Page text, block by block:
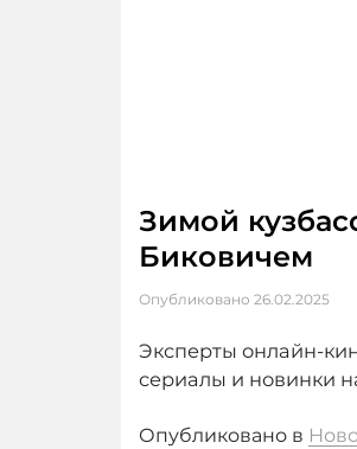
Зимой
Биковичем
Опубликовано 26.02.2025
Эксперты онлайн-
сериалы и новинки
Опубликовано в